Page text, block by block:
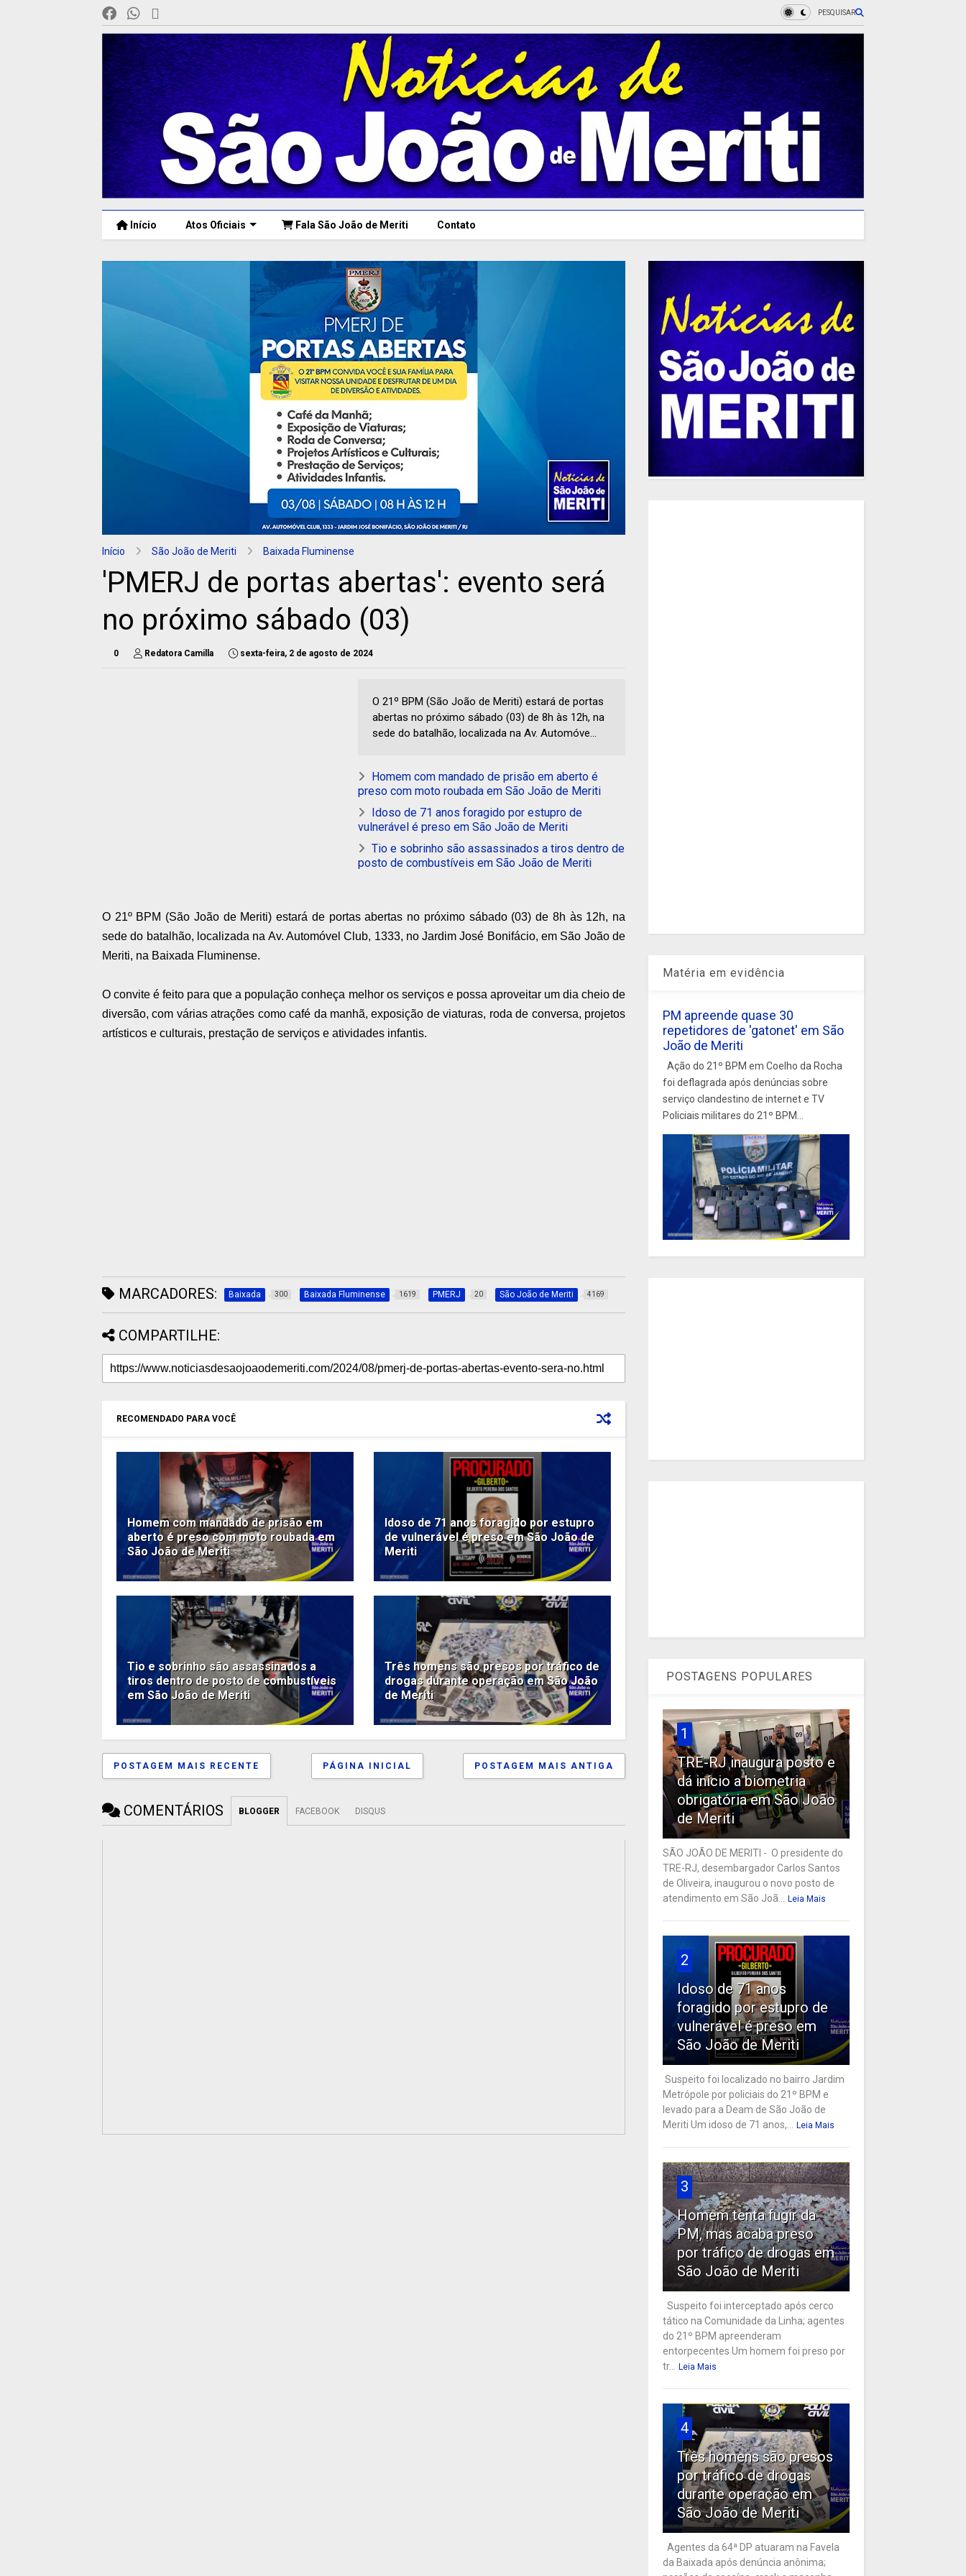
PESQUISAR
Início Atos Oficiais Fala São João de Meriti Contato
Início São João de Meriti Baixada Fluminense
'PMERJ de portas abertas': evento será
no próximo sábado (03)
0 Redatora Camilla sexta-feira, 2 de agosto de 2024
O 21º BPM (São João de Meriti) estará de portas
abertas no próximo sábado (03) de 8h às 12h, na
sede do batalhão, localizada na Av. Automóve...
Homem com mandado de prisão em aberto é
preso com moto roubada em São João de Meriti
Idoso de 71 anos foragido por estupro de
vulnerável é preso em São João de Meriti
Tio e sobrinho são assassinados a tiros dentro de
posto de combustíveis em São João de Meriti
O 21º BPM (São João de Meriti) estará de portas abertas no próximo sábado (03) de 8h às 12h, na
sede do batalhão, localizada na Av. Automóvel Club, 1333, no Jardim José Bonifácio, em São João de
Meriti, na Baixada Fluminense.
O convite é feito para que a população conheça melhor os serviços e possa aproveitar um dia cheio de
diversão, com várias atrações como café da manhã, exposição de viaturas, roda de conversa, projetos
artísticos e culturais, prestação de serviços e atividades infantis.
MARCADORES: Baixada 300 Baixada Fluminense 1619 PMERJ 20 São João de Meriti 4169
COMPARTILHE:
RECOMENDADO PARA VOCÊ
Homem com mandado de prisão em
aberto é preso com moto roubada em
São João de Meriti
Idoso de 71 anos foragido por estupro
de vulnerável é preso em São João de
Meriti
Tio e sobrinho são assassinados a
tiros dentro de posto de combustíveis
em São João de Meriti
Três homens são presos por tráfico de
drogas durante operação em São João
de Meriti
POSTAGEM MAIS RECENTE POSTAGEM MAIS ANTIGA
PÁGINA INICIAL
COMENTÁRIOS BLOGGER FACEBOOK DISQUS
Matéria em evidência
PM apreende quase 30
repetidores de 'gatonet' em São
João de Meriti
Ação do 21º BPM em Coelho da Rocha
foi deflagrada após denúncias sobre
serviço clandestino de internet e TV
Policiais militares do 21º BPM...
POSTAGENS POPULARES
1
TRE-RJ inaugura posto e
dá início a biometria
obrigatória em São João
de Meriti
SÃO JOÃO DE MERITI - O presidente do
TRE-RJ, desembargador Carlos Santos
de Oliveira, inaugurou o novo posto de
atendimento em São Joã...
Leia Mais
2
Idoso de 71 anos
foragido por estupro de
vulnerável é preso em
São João de Meriti
Suspeito foi localizado no bairro Jardim
Metrópole por policiais do 21º BPM e
levado para a Deam de São João de
Meriti Um idoso de 71 anos,...
Leia Mais
3
Homem tenta fugir da
PM, mas acaba preso
por tráfico de drogas em
São João de Meriti
Suspeito foi interceptado após cerco
tático na Comunidade da Linha; agentes
do 21º BPM apreenderam
entorpecentes Um homem foi preso por
tr...
Leia Mais
4
Três homens são presos
por tráfico de drogas
durante operação em
São João de Meriti
Agentes da 64ª DP atuaram na Favela
da Baixada após denúncia anônima;